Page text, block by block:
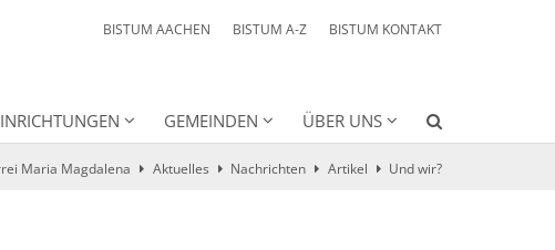
BISTUM AACHEN BISTUM A-Z BISTUM KONTAKT
GEMEINDEN ÜBER UNS
Maria Magdalena Aktuelles Nachrichten Artikel Und wir?